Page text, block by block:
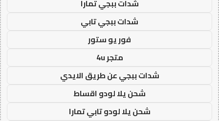
شدات ببجي تمارا
شدات ببجي تابي
فور يو ستور
متجر 4u
شدات ببجي عن طريق الايدي
شحن يلا لودو اقساط
شحن يلا لودو تابي تمارا